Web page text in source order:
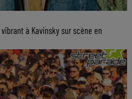
à Kavinsky sur scène en